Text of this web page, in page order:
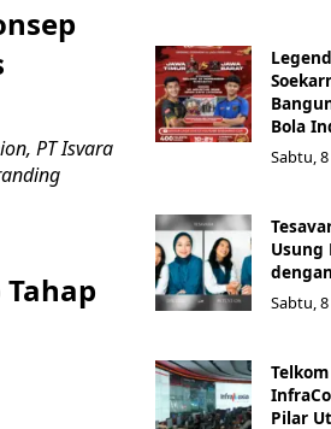
PT Isvara
Bola
Sabtu,
Usung
Sabtu,
Pilar